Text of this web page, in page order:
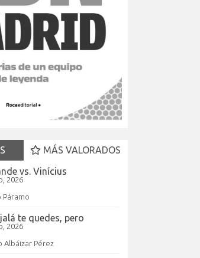
MÁS VALORADOS
vs. Vinícius
2026
Páramo
te quedes, pero
2026
Albáizar Pérez